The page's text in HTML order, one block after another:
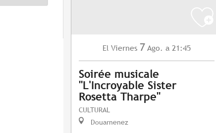
El Viernes 7 Ago. a 21:45
Soirée musicale
"L'Incroyable Sister
Rosetta Tharpe"
CULTURAL
Douarnenez